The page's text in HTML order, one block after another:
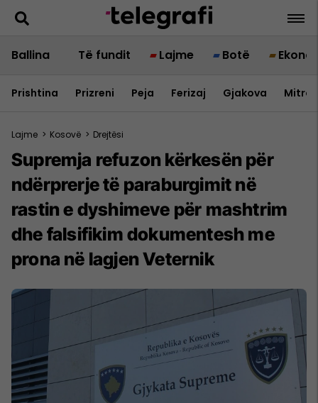
Ballina Të fundit Lajme Botë
Prishtina Prizreni Peja Ferizaj Gjakova
Lajme > Kosovë > Drejtësi
Supremja refuzon kërkesën për
ndërprerje të paraburgimit në
rastin e dyshimeve për mashtrim
dhe falsifikim dokumentesh me
prona në lagjen Veternik